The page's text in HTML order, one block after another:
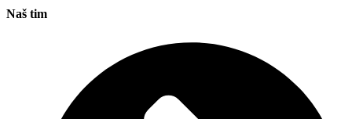
Naš tim